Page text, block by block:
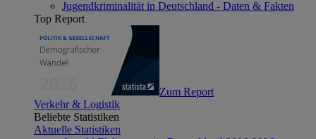
Jugendkriminalität in Deutschland - Daten & Fakten
Top Report
Zum Report
Verkehr & Logistik
Beliebte Statistiken
Aktuelle Statistiken